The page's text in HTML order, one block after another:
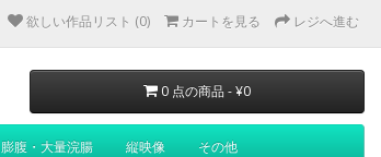
欲しい作品リスト (0) カートを見る レジへ進む
0 点の商品 - ¥0
膨腹・大量浣腸 縦映像 その他